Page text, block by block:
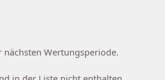
nächsten Wertungsperiode.